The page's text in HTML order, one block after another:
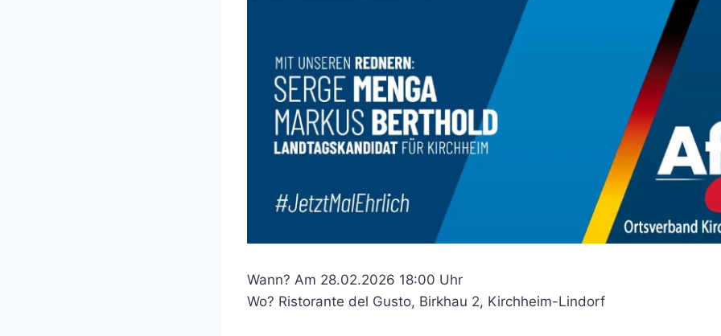
Wann? Am 28.02.2026 18:00 Uhr
Wo? Ristorante del Gusto, Birkhau 2, Kirchheim-Lindorf